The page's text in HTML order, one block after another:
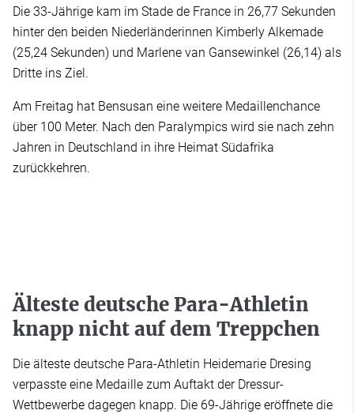
Die 33-Jährige kam im Stade de France in 26,77 Sekunden
hinter den beiden Niederländerinnen Kimberly Alkemade
(25,24 Sekunden) und Marlene van Gansewinkel (26,14) als
Dritte ins Ziel.
Am Freitag hat Bensusan eine weitere Medaillenchance
über 100 Meter. Nach den Paralympics wird sie nach zehn
Jahren in Deutschland in ihre Heimat Südafrika
zurückkehren.
Älteste deutsche Para-Athletin
knapp nicht auf dem Treppchen
Die älteste deutsche Para-Athletin Heidemarie Dresing
verpasste eine Medaille zum Auftakt der Dressur-
Wettbewerbe dagegen knapp. Die 69-Jährige eröffnete die